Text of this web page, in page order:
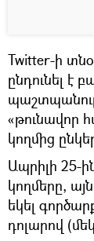
Twitter-ի
ընդունել է
«թունավոր
կողմից
Ապրիլի 25-
կողմերը,
եկել
դոլարով